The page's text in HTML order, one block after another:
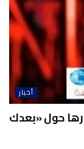
أخبار
حول «بعدك